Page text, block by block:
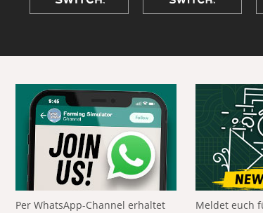
Per WhatsApp-Channel erhaltet
Meldet euch